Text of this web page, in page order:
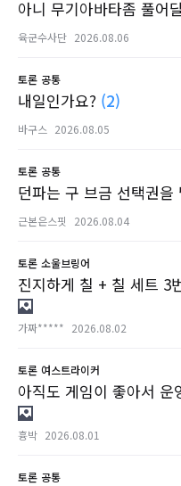
아니 무기아바타좀 풀어
육군수사단 2026.08.06
토론 공통
내일인가요? (2)
바구스 2026.08.05
토론 공통
던파는 구 브금 선택권을
근본은스핏 2026.08.04
토론 소울브링어
진지하게 칠 + 칠 세트 3
가짜***** 2026.08.02
토론 여스트라이커
아직도 게임이 좋아서
흉박 2026.08.01
토론 공통